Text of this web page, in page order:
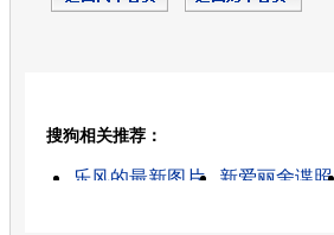
搜狗相关推荐：
乐风的最新图片 新爱丽舍谍照